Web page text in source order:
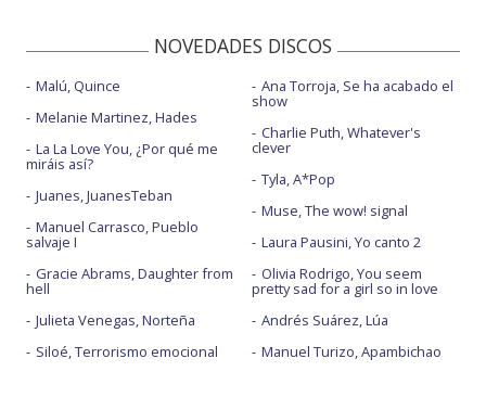
NOVEDADES DISCOS
Malú, Quince
Melanie Martinez, Hades
La La Love You, ¿Por qué me
miráis así?
Juanes, JuanesTeban
Manuel Carrasco, Pueblo
salvaje I
Gracie Abrams, Daughter from
hell
Julieta Venegas, Norteña
Siloé, Terrorismo emocional
Ana Torroja, Se ha acabado el
show
Charlie Puth, Whatever's
clever
Tyla, A*Pop
Muse, The wow! signal
Laura Pausini, Yo canto 2
Olivia Rodrigo, You seem
pretty sad for a girl so in love
Andrés Suárez, Lúa
Manuel Turizo, Apambichao